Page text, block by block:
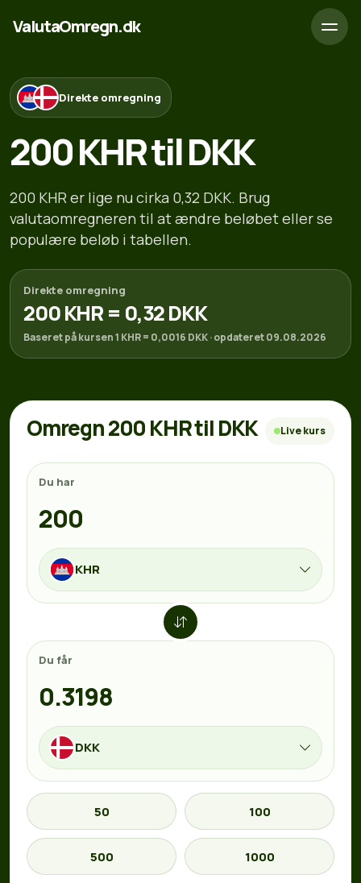
ValutaOmregn.dk
Direkte omregning
200 KHR til DKK
200 KHR er lige nu cirka 0,32 DKK. Brug
valutaomregneren til at ændre beløbet eller se
populære beløb i tabellen.
Direkte omregning
200 KHR = 0,32 DKK
Baseret på kursen 1 KHR = 0,0016 DKK · opdateret 09.08.2026
Omregn 200 KHR til DKK Live kurs
Du har
KHR
Du får
DKK
50 100
500 1000